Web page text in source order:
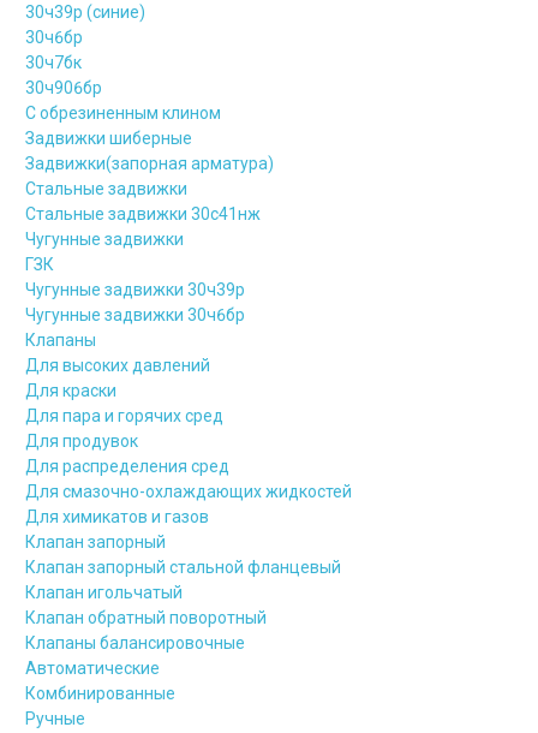
30ч39р (синие)
30ч6бр
30ч7бк
30ч906бр
С обрезиненным клином
Задвижки шиберные
Задвижки(запорная арматура)
Стальные задвижки
Стальные задвижки 30с41нж
Чугунные задвижки
ГЗК
Чугунные задвижки 30ч39р
Чугунные задвижки 30ч6бр
Клапаны
Для высоких давлений
Для краски
Для пара и горячих сред
Для продувок
Для распределения сред
Для смазочно-охлаждающих жидкостей
Для химикатов и газов
Клапан запорный
Клапан запорный стальной фланцевый
Клапан игольчатый
Клапан обратный поворотный
Клапаны балансировочные
Автоматические
Комбинированные
Ручные